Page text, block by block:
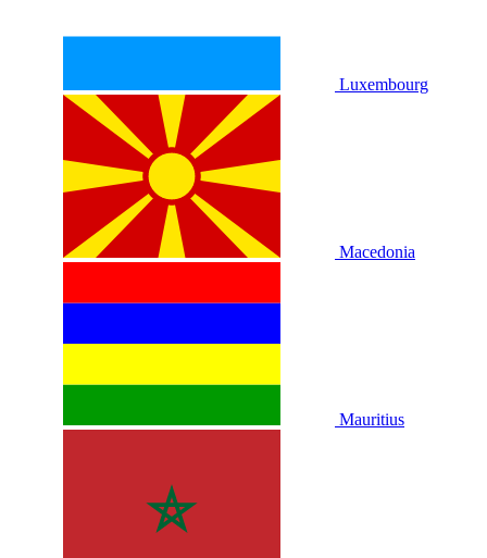
Luxembourg
Macedonia
Mauritius